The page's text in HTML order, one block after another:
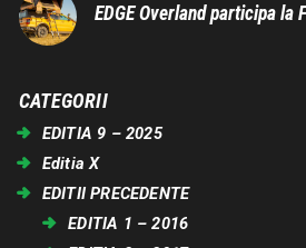
EDGE Overland participa la
CATEGORII
EDITIA 9 – 2025
Editia X
EDITII PRECEDENTE
EDITIA 1 – 2016